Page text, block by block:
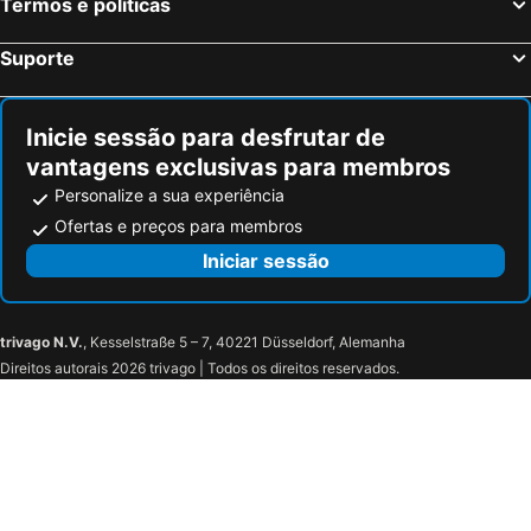
Nans-les-Pins, bed and breakfasts
Salernes, bed and breakfasts
Aiguines, bed and breakfasts
Suporte
Inicie sessão para desfrutar de
vantagens exclusivas para membros
Personalize a sua experiência
Ofertas e preços para membros
Iniciar sessão
trivago N.V., Kesselstraße 5 – 7, 40221 Düsseldorf, Alemanha
Direitos autorais 2026 trivago | Todos os direitos reservados.